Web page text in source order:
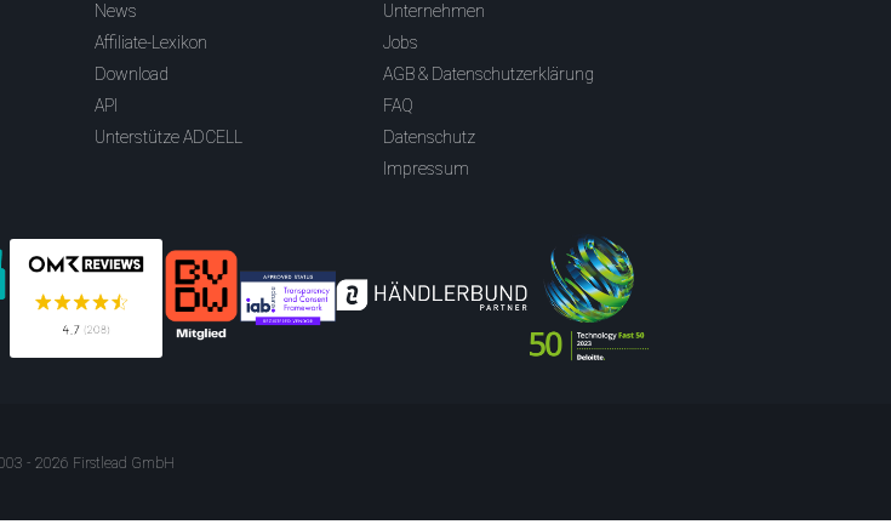
News
Affiliate-Lexikon
Download
API
Unterstütze ADCELL
Unternehmen
Jobs
AGB & Datenschutzerklärung
FAQ
Datenschutz
Impressum
- 2026 Firstlead GmbH